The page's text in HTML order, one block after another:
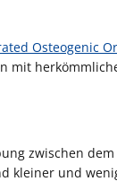
Osteogenic
mit
zwischen
kleiner und